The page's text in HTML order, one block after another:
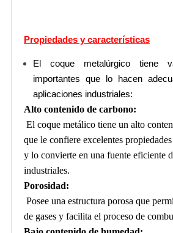
Propiedades y características
El coque metalúrgico tiene
importantes que lo hacen
aplicaciones industriales:
Alto contenido de carbono:
El coque metálico tiene un alto
que le confiere excelentes
y lo convierte en una fuente eficiente
industriales.
Porosidad:
Posee una estructura porosa que
de gases y facilita el proceso de